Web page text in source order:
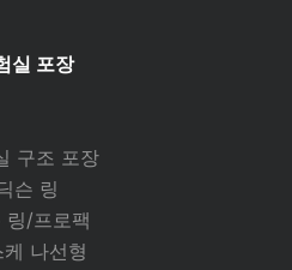
실 포장
구조 포장
슨 링
링/프로팩
케 나선형